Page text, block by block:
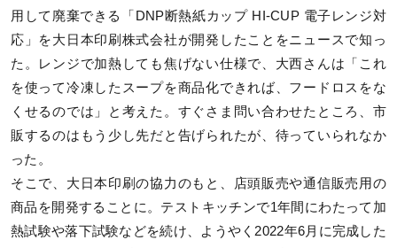
用して廃棄できる「DNP断熱紙カップ HI-CUP 電子レンジ対
応」を大日本印刷株式会社が開発したことをニュースで知っ
た。レンジで加熱しても焦げない仕様で、大西さんは「これ
を使って冷凍したスープを商品化できれば、フードロスをな
くせるのでは」と考えた。すぐさま問い合わせたところ、市
販するのはもう少し先だと告げられたが、待っていられなか
った。
そこで、大日本印刷の協力のもと、店頭販売や通信販売用の
商品を開発することに。テストキッチンで1年間にわたって加
熱試験や落下試験などを続け、ようやく2022年6月に完成した